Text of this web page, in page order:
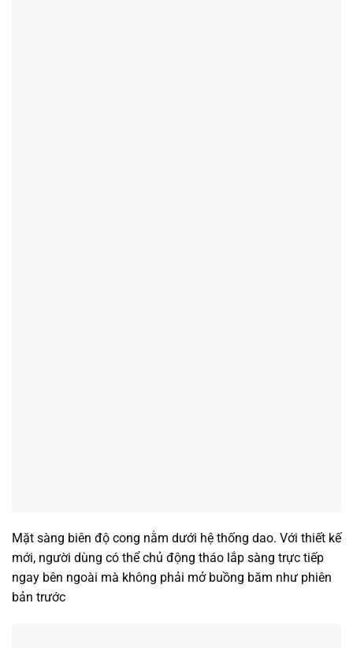
Mặt sàng biên độ cong nằm dưới hệ thống dao. Với thiết kế
mới, người dùng có thể chủ động tháo lắp sàng trực tiếp
ngay bên ngoài mà không phải mở buồng băm như phiên
bản trước